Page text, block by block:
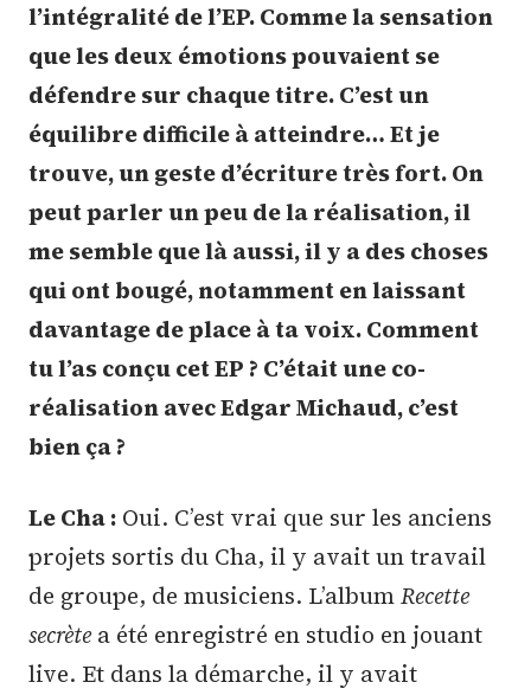
l’intégralité de l’EP. Comme la sensation
que les deux émotions pouvaient se
défendre sur chaque titre. C’est un
équilibre difficile à atteindre… Et je
trouve, un geste d’écriture très fort. On
peut parler un peu de la réalisation, il
me semble que là aussi, il y a des choses
qui ont bougé, notamment en laissant
davantage de place à ta voix. Comment
tu l’as conçu cet EP ? C’était une co-
réalisation avec Edgar Michaud, c’est
bien ça ?
Le Cha : Oui. C’est vrai que sur les anciens
projets sortis du Cha, il y avait un travail
de groupe, de musiciens. L’albumRecette
secrète a été enregistré en studio en jouant
live. Et dans la démarche, il y avait